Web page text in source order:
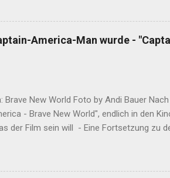
ist. Nachdem sich die Gute nach
entscheidenden Satz: "Das musst du
Hier ist Sie, die Geschichte dieser
dieser Worte zweifeln, fragt nach
America-Man wurde -
New World Foto by Andi Bauer
- Brave New World", endlich in den
der Film sein will - Eine Fortsetzung zu
scheitert. - Der Versuch Falcon
wollte Marvel einen farbigen